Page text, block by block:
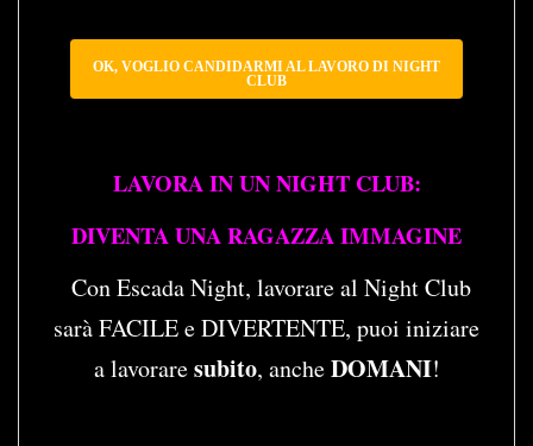
OK, VOGLIO CANDIDARMI AL LAVORO DI NIGHT
CLUB
LAVORA IN UN NIGHT CLUB:
DIVENTA UNA RAGAZZA IMMAGINE
Con Escada Night, lavorare al Night Club
sarà FACILE e DIVERTENTE, puoi iniziare
a lavoraresubito, ancheDOMANI!